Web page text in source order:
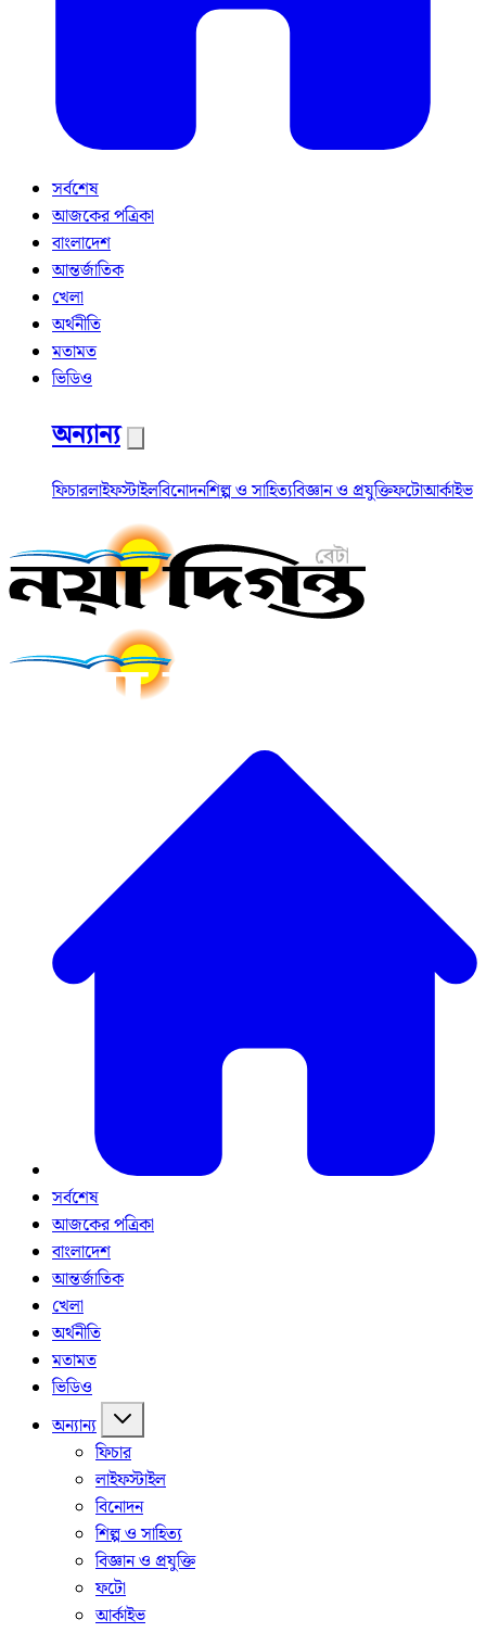
সর্বশেষ
আজকের পত্রিকা
বাংলাদেশ
আন্তর্জাতিক
খেলা
অর্থনীতি
মতামত
ভিডিও
অন্যান্য
ফিচারলাইফস্টাইলবিনোদনশিল্প ও সাহিত্যবিজ্ঞান ও প্রযুক্তিফটোআর্কাইভ
সর্বশেষ
আজকের পত্রিকা
বাংলাদেশ
আন্তর্জাতিক
খেলা
অর্থনীতি
মতামত
ভিডিও
অন্যান্য
ফিচার
লাইফস্টাইল
বিনোদন
শিল্প ও সাহিত্য
বিজ্ঞান ও প্রযুক্তি
ফটো
আর্কাইভ